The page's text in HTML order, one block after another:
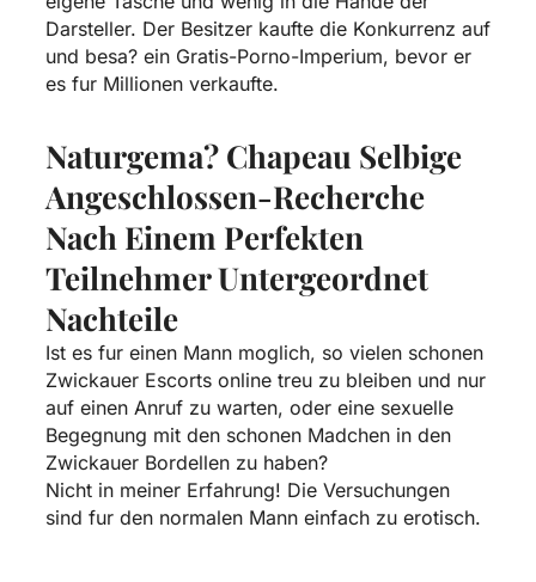
Darsteller. Der Besitzer kaufte die Konkurrenz auf
und besa? ein Gratis-Porno-Imperium, bevor er
es fur Millionen verkaufte.
Naturgema? Chapeau Selbige
Angeschlossen-Recherche
Nach Einem Perfekten
Teilnehmer Untergeordnet
Nachteile
Ist es fur einen Mann moglich, so vielen schonen
Zwickauer Escorts online treu zu bleiben und nur
auf einen Anruf zu warten, oder eine sexuelle
Begegnung mit den schonen Madchen in den
Zwickauer Bordellen zu haben?
Nicht in meiner Erfahrung! Die Versuchungen
sind fur den normalen Mann einfach zu erotisch.